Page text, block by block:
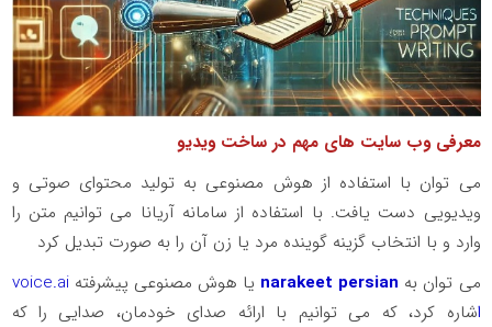
معرفی وب سایت های مهم در ساخت ویدیو
می توان با استفاده از هوش مصنوعی به تولید محتوای صوتی و
ویدیویی دست یافت. با استفاده از سامانه آریانا می توانیم متن را
وارد و با انتخاب گزینه گوینده مرد یا زن آن را به صورت تبدیل کرد
می توان به narakeet persian یا هوش مصنوعی پیشرفته voice.ai
اشاره کرد، که می توانیم با ارائه صدای خودمان، صدایی را که